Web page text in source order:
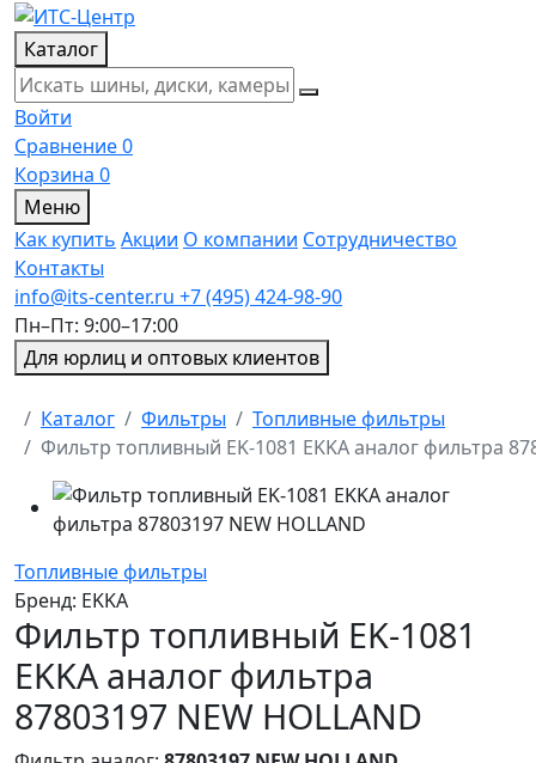
Каталог
Войти
Сравнение0
Корзина 0
Меню
Как купить Акции О компании Сотрудничество
Контакты
info@its-center.ru +7 (495) 424-98-90
Пн–Пт: 9:00–17:00
Для юрлиц и оптовых клиентов
Главная
Каталог Фильтры
Топливные фильтры
Фильтр топливный EK-1081 EKKA аналог фильтра
Топливные фильтры
Бренд: EKKA
Фильтр топливный EK-1081
EKKA аналог фильтра
87803197 NEW HOLLAND